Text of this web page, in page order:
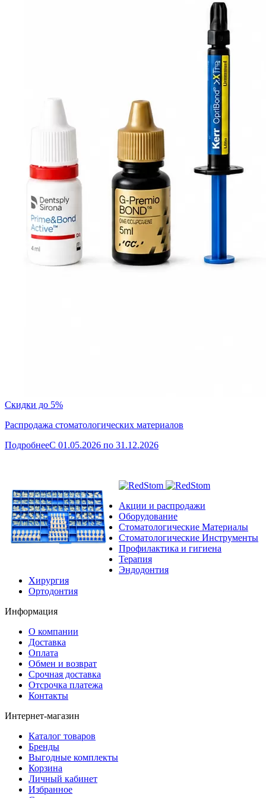
Скидки до 5%
Распродажа стоматологических материалов
ПодробнееC 01.05.2026 по 31.12.2026
Акции и распродажи
Оборудование
Стоматологические Материалы
Стоматологические Инструменты
Профилактика и гигиена
Терапия
Эндодонтия
Хирургия
Ортодонтия
Информация
О компании
Доставка
Оплата
Обмен и возврат
Срочная доставка
Отсрочка платежа
Контакты
Интернет-магазин
Каталог товаров
Бренды
Выгодные комплекты
Корзина
Личный кабинет
Избранное